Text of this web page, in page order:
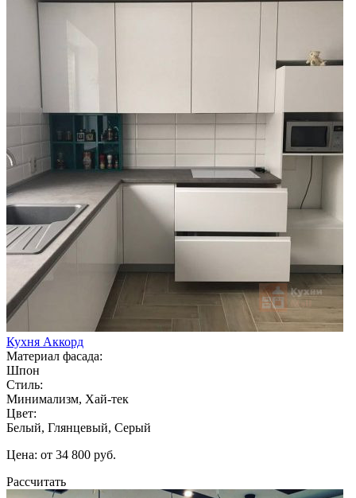
Кухня Аккорд
Материал фасада:
Шпон
Стиль:
Минимализм, Хай-тек
Цвет:
Белый, Глянцевый, Серый
Цена: от 34 800 руб.
Рассчитать